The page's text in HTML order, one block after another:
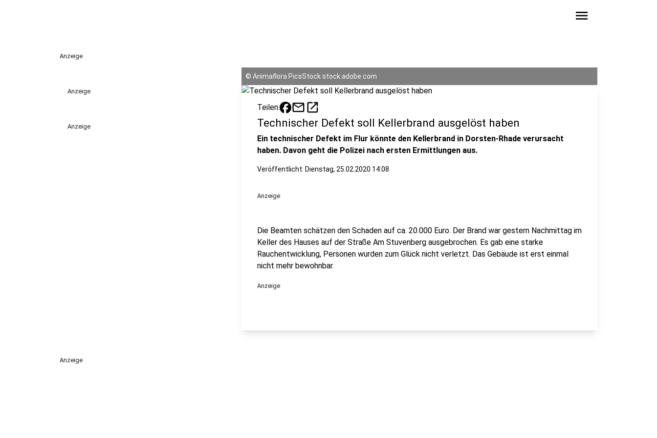
menu
Anzeige
Anzeige
Anzeige
© Animaflora PicsStock stock.adobe.com
Teilen: mailopen_in_new
Technischer Defekt soll Kellerbrand ausgelöst haben
Ein technischer Defekt im Flur könnte den Kellerbrand in Dorsten-Rhade verursacht
haben. Davon geht die Polizei nach ersten Ermittlungen aus.
Veröffentlicht: Dienstag, 25.02.2020 14:08
Anzeige
Die Beamten schätzen den Schaden auf ca. 20.000 Euro. Der Brand war gestern Nachmittag im
Keller des Hauses auf der Straße Am Stuvenberg ausgebrochen. Es gab eine starke
Rauchentwicklung, Personen wurden zum Glück nicht verletzt. Das Gebäude ist erst einmal
nicht mehr bewohnbar.
Anzeige
Anzeige